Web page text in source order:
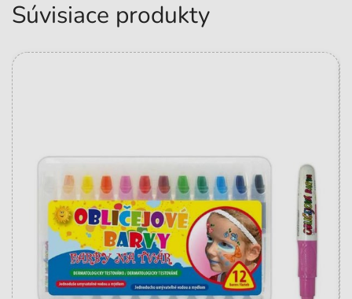
Súvisiace produkty